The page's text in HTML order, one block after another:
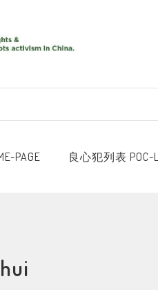
PAGE 良心犯列表 POC-